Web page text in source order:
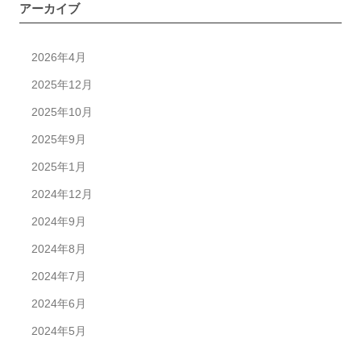
アーカイブ
2026年4月
2025年12月
2025年10月
2025年9月
2025年1月
2024年12月
2024年9月
2024年8月
2024年7月
2024年6月
2024年5月